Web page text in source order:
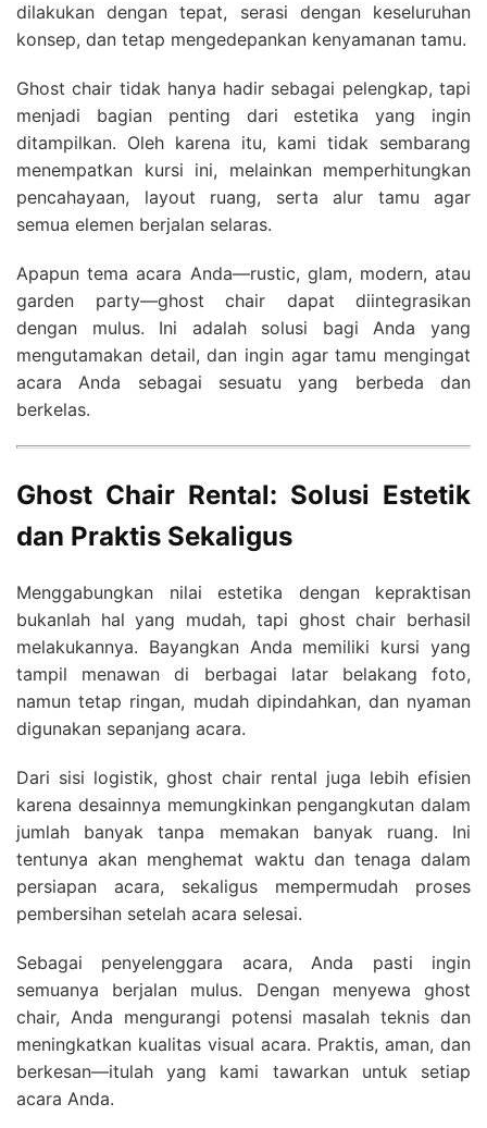
dilakukan dengan tepat, serasi dengan keseluruhan
konsep, dan tetap mengedepankan kenyamanan tamu.
Ghost chair tidak hanya hadir sebagai pelengkap, tapi
menjadi bagian penting dari estetika yang ingin
ditampilkan. Oleh karena itu, kami tidak sembarang
menempatkan kursi ini, melainkan memperhitungkan
pencahayaan, layout ruang, serta alur tamu agar
semua elemen berjalan selaras.
Apapun tema acara Anda—rustic, glam, modern, atau
garden party—ghost chair dapat diintegrasikan
dengan mulus. Ini adalah solusi bagi Anda yang
mengutamakan detail, dan ingin agar tamu mengingat
acara Anda sebagai sesuatu yang berbeda dan
berkelas.
Ghost Chair Rental: Solusi Estetik
dan Praktis Sekaligus
Menggabungkan nilai estetika dengan kepraktisan
bukanlah hal yang mudah, tapi ghost chair berhasil
melakukannya. Bayangkan Anda memiliki kursi yang
tampil menawan di berbagai latar belakang foto,
namun tetap ringan, mudah dipindahkan, dan nyaman
digunakan sepanjang acara.
Dari sisi logistik, ghost chair rental juga lebih efisien
karena desainnya memungkinkan pengangkutan dalam
jumlah banyak tanpa memakan banyak ruang. Ini
tentunya akan menghemat waktu dan tenaga dalam
persiapan acara, sekaligus mempermudah proses
pembersihan setelah acara selesai.
Sebagai penyelenggara acara, Anda pasti ingin
semuanya berjalan mulus. Dengan menyewa ghost
chair, Anda mengurangi potensi masalah teknis dan
meningkatkan kualitas visual acara. Praktis, aman, dan
berkesan—itulah yang kami tawarkan untuk setiap
acara Anda.